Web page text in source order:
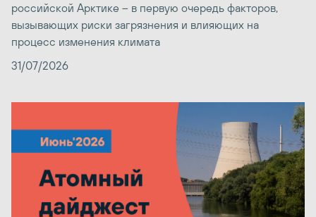
российской Арктике – в первую очередь факторов,
вызывающих риски загрязнения и влияющих на
процесс изменения климата
31/07/2026